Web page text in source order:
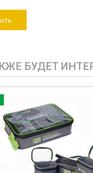
БУДЕТ